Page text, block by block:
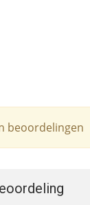
beoordelingen